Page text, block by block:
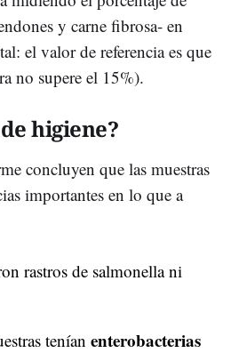
y carne fibrosa- en
el valor de referencia es que
no supere el 15%).
higiene?
concluyen que las muestras
importantes en lo que a
rastros de salmonella ni
tenían enterobacterias